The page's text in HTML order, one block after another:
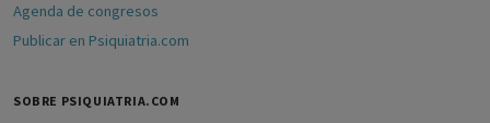
Agenda de congresos
Publicar en Psiquiatria.com
SOBRE PSIQUIATRIA.COM